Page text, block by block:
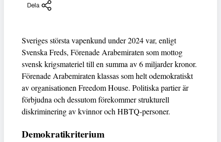
Dela
Sveriges största vapenkund under 2024 var, enligt
Svenska Freds, Förenade Arabemiraten som mottog
svensk krigsmateriel till en summa av 6 miljarder kronor.
Förenade Arabemiraten klassas som helt odemokratiskt
av organisationen Freedom House. Politiska partier är
förbjudna och dessutom förekommer strukturell
diskriminering av kvinnor och HBTQ-personer.
Demokratikriterium